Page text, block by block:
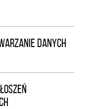
DANYCH